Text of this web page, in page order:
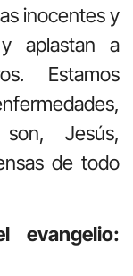
inocentes y
aplastan a
Estamos
Jesús,
de todo
evangelio: